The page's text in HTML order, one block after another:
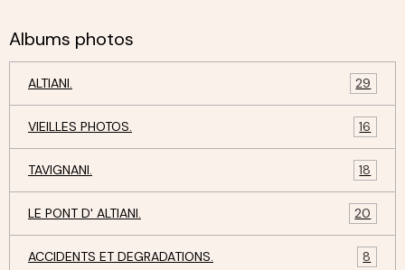
Albums photos
ALTIANI. 29
VIEILLES PHOTOS. 16
TAVIGNANI. 18
LE PONT D' ALTIANI. 20
ACCIDENTS ET DEGRADATIONS. 8